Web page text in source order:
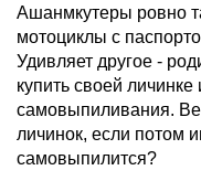
Ашанмкутеры ровно
мотоциклы с
Удивляет другое -
купить своей личинке
самовыпиливания.
личинок, если потом
самовыпилится?